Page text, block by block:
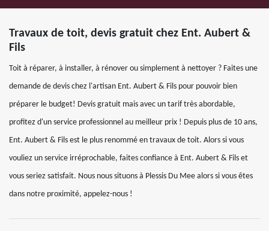
Travaux de toit, devis gratuit chez Ent. Aubert &
Fils
Toit à réparer, à installer, à rénover ou simplement à nettoyer ? Faites une
demande de devis chez l'artisan Ent. Aubert & Fils pour pouvoir bien
préparer le budget! Devis gratuit mais avec un tarif très abordable,
profitez d'un service professionnel au meilleur prix ! Depuis plus de 10 ans,
Ent. Aubert & Fils est le plus renommé en travaux de toit. Alors si vous
vouliez un service irréprochable, faites confiance à Ent. Aubert & Fils et
vous seriez satisfait. Nous nous situons à Plessis Du Mee alors si vous êtes
dans notre proximité, appelez-nous !